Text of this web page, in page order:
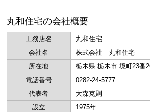
丸和住宅の会社概要
工務店名
丸和住宅
会社名
株式会社 丸和住宅
所在地
栃木県 栃木市 境町23番
電話番号
0282-24-5777
代表者
大森克則
設立
1975年